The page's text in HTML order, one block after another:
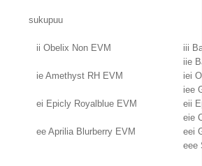
sukupuu
ii Obelix Non EVM
iii
iie
ie Amethyst RH EVM
iei
iee
ei Epicly Royalblue EVM
eii
eie
ee Aprilia Blurberry EVM
eei
eee